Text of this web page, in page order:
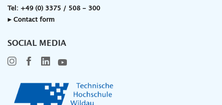
Tel: +49 (0) 3375 / 508 - 300
▸ Contact form
SOCIAL MEDIA